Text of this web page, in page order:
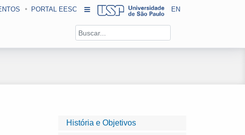
PORTAL EESC EN
História e Objetivos